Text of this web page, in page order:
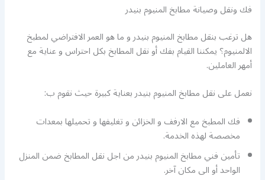
فك ونقل وصيانة مطابخ المنيوم بنيدر
هل ترغب بنقل مطابخ المنيوم بنيدر و ما هو العمر الافتراضي لمطبخ
الالمنيوم؟ يمكننا القيام بفك أو نقل المطابخ بكل احتراس و عناية مع
أمهر العاملين.
نعمل على نقل مطابخ المنيوم بنيدر بعناية كبيرة حيث نقوم ب:
فك المطبخ مع الارفف و الخزائن و تغليفها و تحميلها بمعدات
مخصصة لهذه الخدمة.
تأمين فني مطابخ المنيوم بنيدر من اجل نقل المطابخ ضمن المنزل
الواحد أو الى مكان آخر.